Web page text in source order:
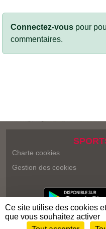
Connectez-vous pour
commentaires.
Charte cookies
Gestion des cookies
Ce site utilise des cookies
que vous souhaitez activer